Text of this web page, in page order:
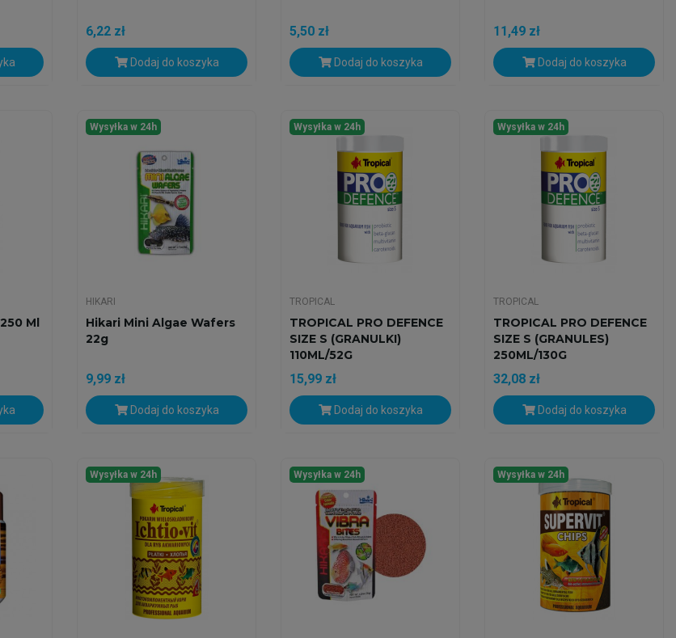
6,22 zł
Dodaj do koszyka
5,50 zł
Dodaj do koszyka
11,49 zł
Dodaj do koszyka
Ml
Wysyłka w 24h
HIKARI
Hikari Mini Algae Wafers
22g
9,99 zł
Dodaj do koszyka
Wysyłka w 24h
TROPICAL
TROPICAL PRO DEFENCE
SIZE S (GRANULKI)
110ML/52G
15,99 zł
Dodaj do koszyka
Wysyłka w 24h
TROPICAL
TROPICAL PRO DEFENCE
SIZE S (GRANULES)
250ML/130G
32,08 zł
Dodaj do koszyka
Wysyłka w 24h Wysyłka w 24h Wysyłka w 24h